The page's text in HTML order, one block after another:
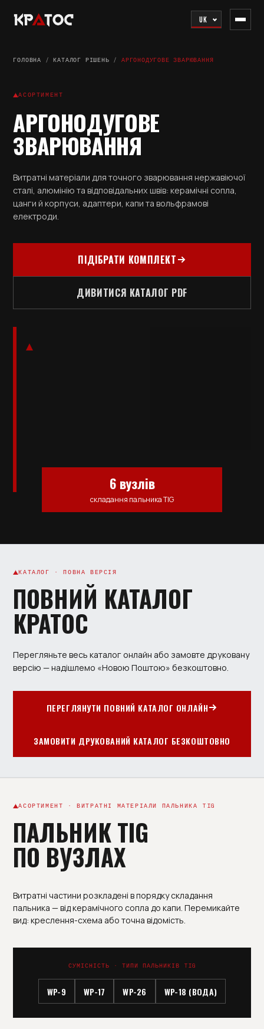
UK
ГОЛОВНА /КАТАЛОГ РІШЕНЬ /АРГОНОДУГОВЕ ЗВАРЮВАННЯ
АСОРТИМЕНТ
АРГОНОДУГОВЕ
ЗВАРЮВАННЯ
Витратні матеріали для точного зварювання нержавіючої
сталі, алюмінію та відповідальних швів: керамічні сопла,
цанги й корпуси, адаптери, капи та вольфрамові
електроди.
ПІДІБРАТИ КОМПЛЕКТ
ДИВИТИСЯ КАТАЛОГ PDF
6 вузлів
складання пальника TIG
КАТАЛОГ · ПОВНА ВЕРСІЯ
ПОВНИЙ КАТАЛОГ
КРАТОС
Перегляньте весь каталог онлайн або замовте друковану
версію — надішлемо «Новою Поштою» безкоштовно.
ПЕРЕГЛЯНУТИ ПОВНИЙ КАТАЛОГ ОНЛАЙН
ЗАМОВИТИ ДРУКОВАНИЙ КАТАЛОГ БЕЗКОШТОВНО
АСОРТИМЕНТ · ВИТРАТНІ МАТЕРІАЛИ ПАЛЬНИКА TIG
ПАЛЬНИК TIG
ПО ВУЗЛАХ
Витратні частини розкладені в порядку складання
пальника — від керамічного сопла до капи. Перемикайте
вид: креслення-схема або точна відомість.
СУМІСНІСТЬ · ТИПИ ПАЛЬНИКІВ TIG
WP-9 WP-17 WP-26 WP-18 (ВОДА)